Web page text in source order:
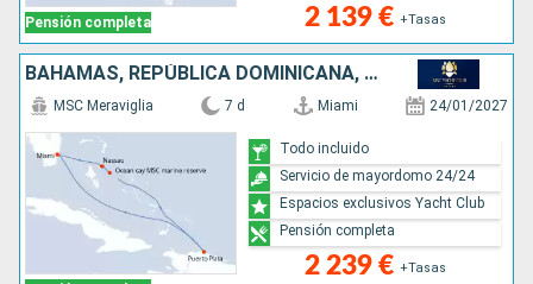
Pensión completa 2 139 € +Tasas
BAHAMAS, REPÚBLICA DOMINICANA, ESTADOS UNIDOS
MSC Meraviglia 7 d Miami 24/01/2027
2 239 € +Tasas
Todo incluido
Servicio de mayordomo 24/24
Espacios exclusivos Yacht Club
Pensión completa